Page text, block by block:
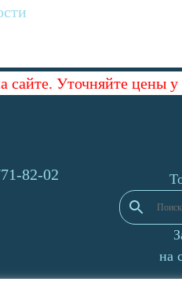
сайте. Уточняйте цены
82-02
на